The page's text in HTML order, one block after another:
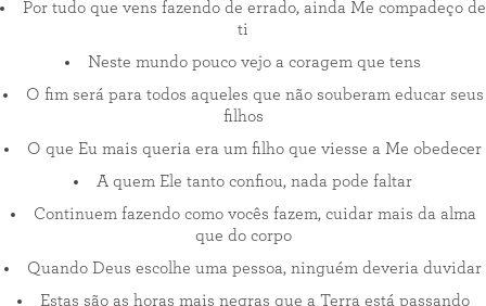
Por tudo que vens fazendo de errado, ainda Me compadeço de
ti
Neste mundo pouco vejo a coragem que tens
O fim será para todos aqueles que não souberam educar seus
filhos
O que Eu mais queria era um filho que viesse a Me obedecer
A quem Ele tanto confiou, nada pode faltar
Continuem fazendo como vocês fazem, cuidar mais da alma
que do corpo
Quando Deus escolhe uma pessoa, ninguém deveria duvidar
Estas são as horas mais negras que a Terra está passando